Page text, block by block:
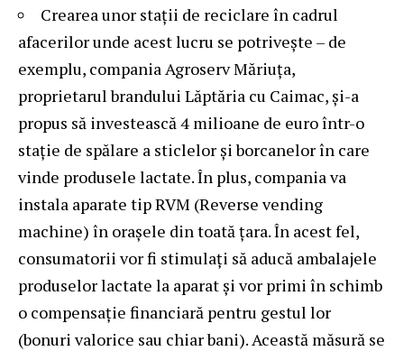
Crearea unor stații de reciclare în cadrul
afacerilor unde acest lucru se potrivește – de
exemplu, compania Agroserv Măriuța,
proprietarul brandului Lăptăria cu Caimac, și-a
propus să investească 4 milioane de euroîntr-o
stație de spălare a sticlelor și borcanelor în care
vinde produsele lactate. În plus, compania va
instala aparate tip RVM (Reverse vending
machine) în orașele din toată țara. În acest fel,
consumatorii vor fi stimulați să aducă ambalajele
produselor lactate la aparat și vor primi în schimb
o compensație financiară pentru gestul lor
(bonuri valorice sau chiar bani). Această măsură se